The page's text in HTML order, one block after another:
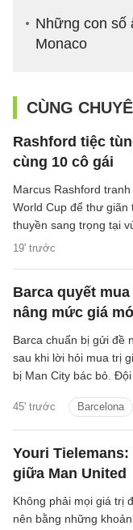
Những con số
Monaco
CÙNG
Rashford tiệc
cùng 10 cô gái
19' trước
Marcus Rashford
World Cup để thư giãn
thuyền sang trọng tại
cùng 10 người bạn nữ.
Barca quyết
nâng mức giá
45' trước Barcelona
Barca chuẩn bị gửi đề
sau khi lời hỏi mua trị
bị Man City bác bỏ.
bảng cho tiền vệ người
Youri
giữa Man United
Không phải mọi giá trị
nên bằng những